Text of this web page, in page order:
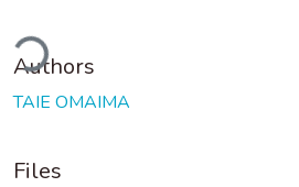
Authors
TAIE OMAIMA
Files